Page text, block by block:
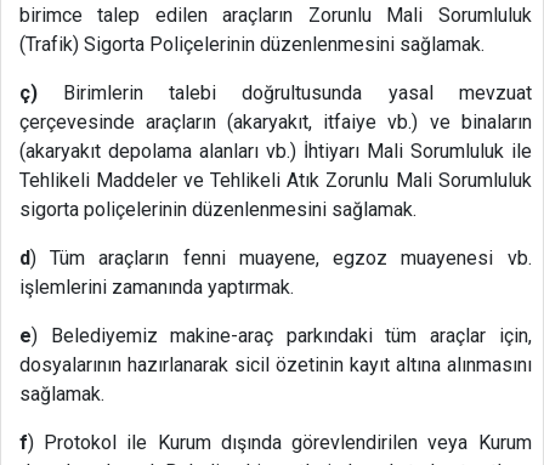
birimce talep edilen araçların Zorunlu Mali Sorumluluk
(Trafik) Sigorta Poliçelerinin düzenlenmesini sağlamak.
ç) Birimlerin talebi doğrultusunda yasal mevzuat
çerçevesinde araçların (akaryakıt, itfaiye vb.) ve binaların
(akaryakıt depolama alanları vb.) İhtiyarı Mali Sorumluluk ile
Tehlikeli Maddeler ve Tehlikeli Atık Zorunlu Mali Sorumluluk
sigorta poliçelerinin düzenlenmesini sağlamak.
d) Tüm araçların fenni muayene, egzoz muayenesi vb.
işlemlerini zamanında yaptırmak.
e) Belediyemiz makine-araç parkındaki tüm araçlar için,
dosyalarının hazırlanarak sicil özetinin kayıt altına alınmasını
sağlamak.
f) Protokol ile Kurum dışında görevlendirilen veya Kurum